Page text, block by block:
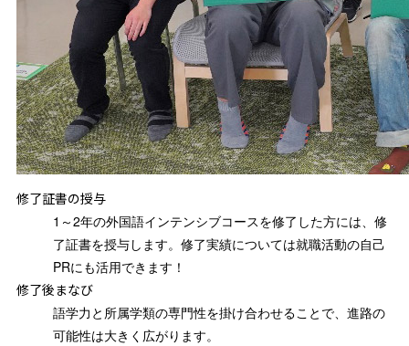
修了証書の授与
1～2年の外国語インテンシブコースを修了した方には、修
了証書を授与します。修了実績については就職活動の自己
PRにも活用できます！
修了後まなび
語学力と所属学類の専門性を掛け合わせることで、進路の
可能性は大きく広がります。